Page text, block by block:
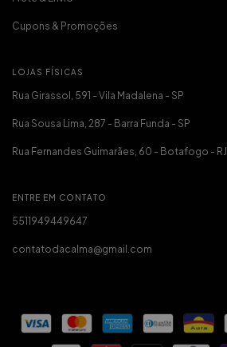
Cupons & Promoções
LOJAS FÍSICAS
Rua Girassol, 591 - Vila Madalena - SP
Rua Sousa Lima, 287 - Barra Funda - SP
Rua Fernandes Guimarães, 60 - Botafogo - RJ
ENTRE EM CONTATO
5511949449647
contatodacalma@gmail.com